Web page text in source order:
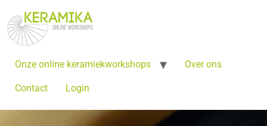
Onze online keramiekworkshops Over ons
Contact Login